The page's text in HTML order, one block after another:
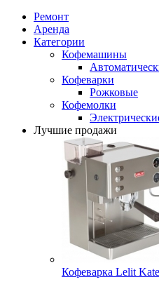
Ремонт
Аренда
Категории
Кофемашины
Кофеварки
Рожковые
Кофемолки
Лучшие продажи
Кофеварка Lelit